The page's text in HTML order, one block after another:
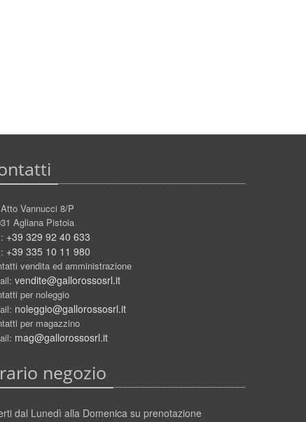
Vannucci 8/P
Agliana Pistoia
+39 329 92 40 633
+39 335 10 11 980
vendita ed amministrazione
vendite@gallorossosrl.it
per noleggio
noleggio@gallorossosrl.it
per magazzino
mag@gallorossosrl.it
negozio
dal Lunedì alla Domenica su prenotazione